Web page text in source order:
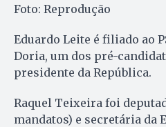
Foto: Reprodução
Eduardo Leite é filiado ao
Doria, um dos pré-
presidente da República.
Raquel Teixeira foi
mandatos) e secretária da